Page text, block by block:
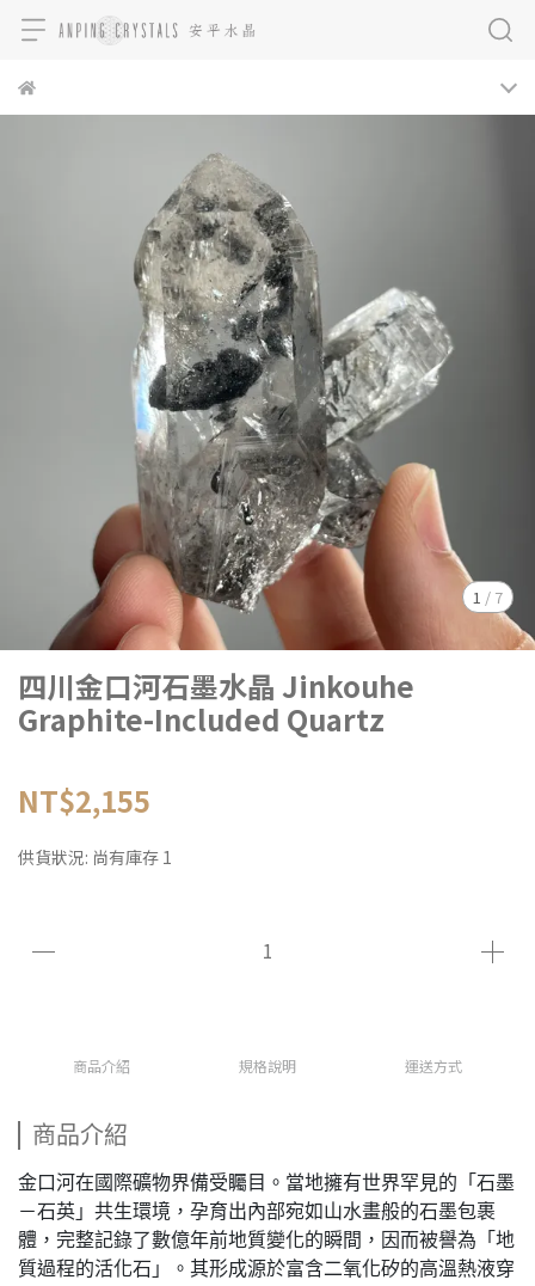
1 / 7
四川金口河石墨水晶 Jinkouhe
Graphite-Included Quartz
NT$2,155
供貨狀況: 尚有庫存 1
商品介紹 規格說明 運送方式
商品介紹
金口河在國際礦物界備受矚目。當地擁有世界罕見的「石墨
－石英」共生環境，孕育出內部宛如山水畫般的石墨包裹
體，完整記錄了數億年前地質變化的瞬間，因而被譽為「地
質過程的活化石」。其形成源於富含二氧化矽的高溫熱液穿